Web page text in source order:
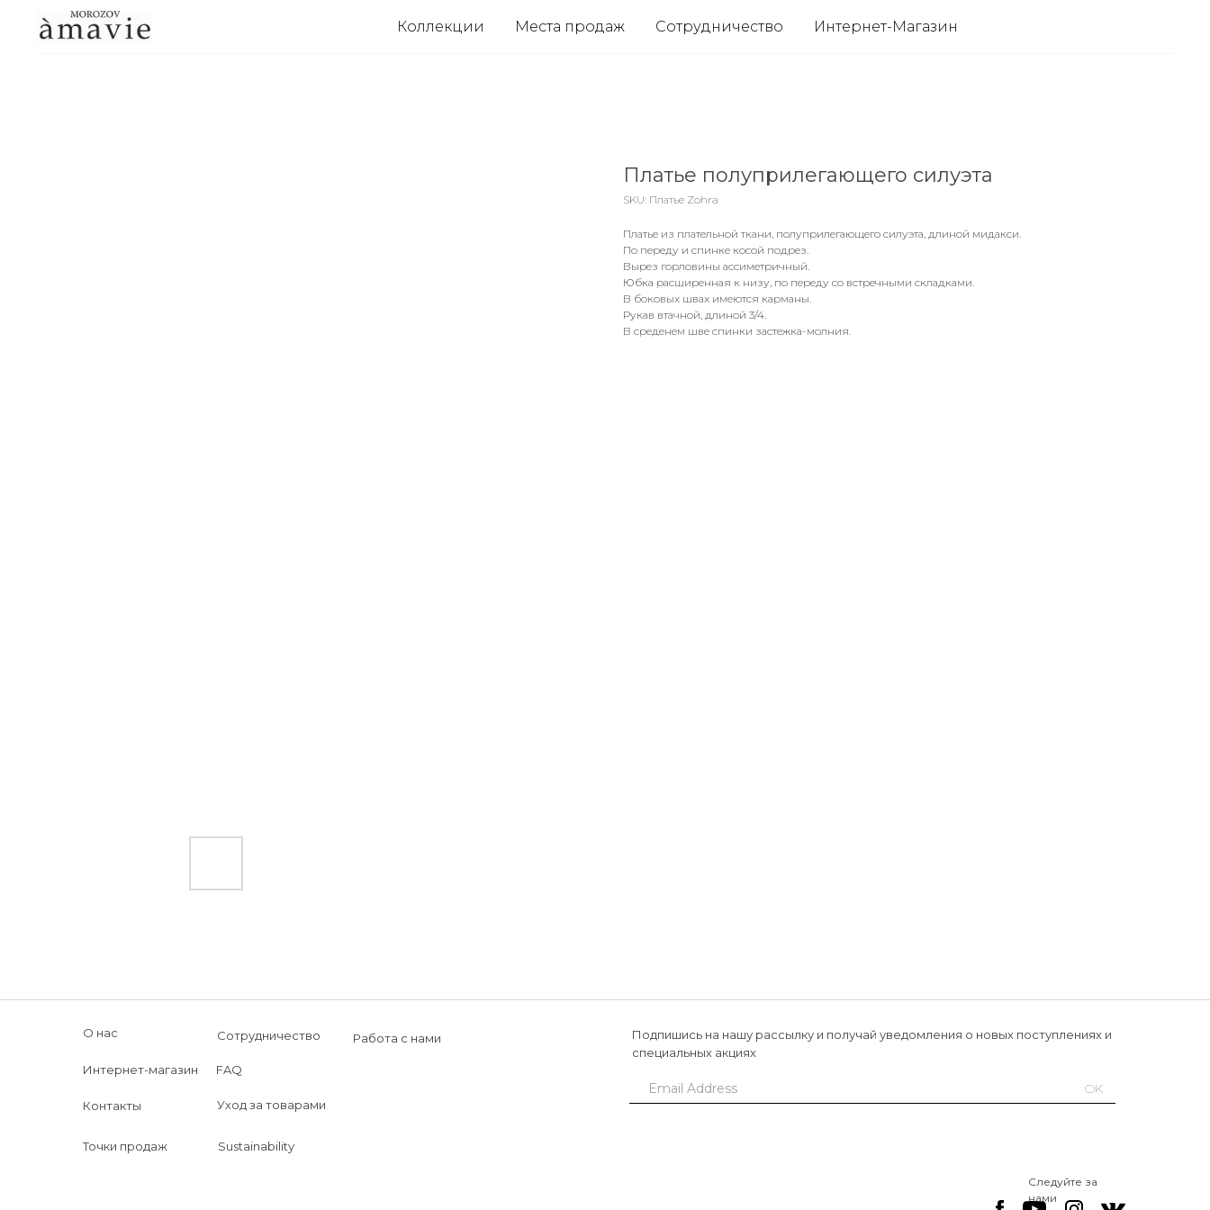
Коллекции Места продаж Сотрудничество Интернет-Магазин
Платье полуприлегающего силуэта
SKU: Платье Zohra
Платье из плательной ткани, полуприлегающего силуэта, длиной мидакси.
По переду и спинке косой подрез.
Вырез горловины ассиметричный.
Юбка расширенная к низу, по переду со встречными складками.
В боковых швах имеются карманы.
Рукав втачной, длиной 3/4.
В среденем шве спинки застежка-молния.
Уход за товарами
Контакты
Подпишись на нашу рассылку и получай уведомления о новых поступлениях и
специальных акциях
Следуйте за
нами
О нас
FAQ
Sustainability
Сотрудничество Работа с нами
Точки продаж
Интернет-магазин
OK